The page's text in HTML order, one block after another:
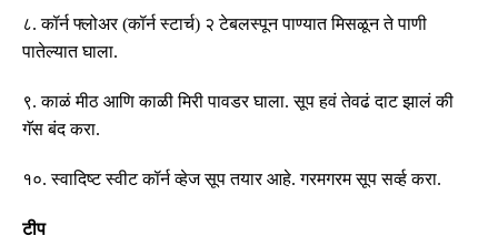
८.कॉर्न फ्लोअर(कॉर्न स्टार्च) २ टेबलस्पून पाण्यात मिसळून ते पाणी
पातेल्यात घाला.
९.काळं मीठ आणि काळी मिरी पावडर घाला.सूप हवं तेवढं दाट झालं की
गॅस बंद करा.
१०.स्वादिष्ट स्वीट कॉर्न व्हेज सूप तयार आहे.गरमगरम सूप सर्व्ह करा.
टीप